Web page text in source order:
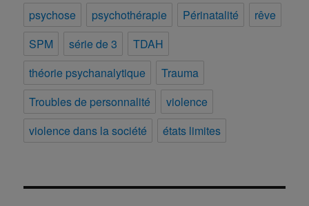
psychose
psychothérapie Périnatalité
rêve
SPM
série de 3
TDAH
théorie psychanalytique
Trauma
Troubles de personnalité
violence
violence dans la société
états limites